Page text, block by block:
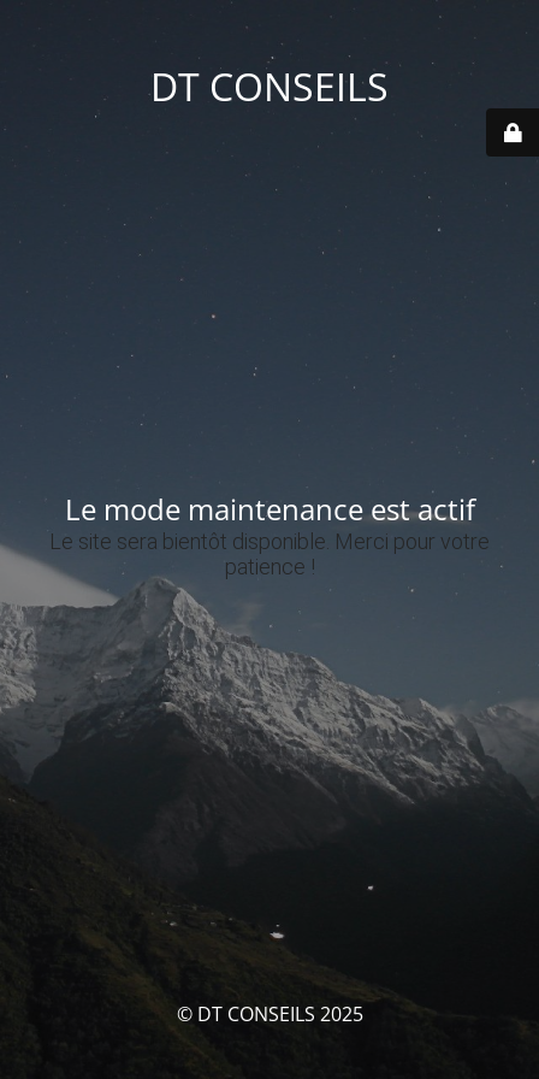
DT CONSEILS
Le mode maintenance est actif
Le site sera bientôt disponible. Merci pour votre
patience !
© DT CONSEILS 2025